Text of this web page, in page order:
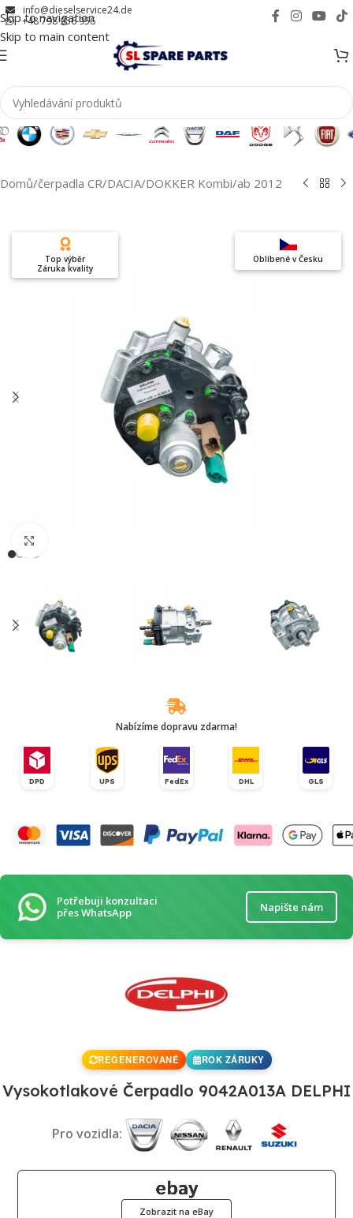
Skip to navigation
Skip to main content
info@dieselservice24.de
+48 798 956 956
Domů/čerpadla CR/DACIA/DOKKER Kombi/ab 2012
Oblíbené v Česku
Top výběr
Záruka kvality
Nabízíme dopravu zdarma!
DPD UPS FedEx DHL GLS
Potřebuji konzultaci
přes WhatsApp
Napište nám
REGENEROVANÉ ROK ZÁRUKY
Vysokotlakové Čerpadlo 9042A013A DELPHI
Pro vozidla:
Zobrazit na eBay